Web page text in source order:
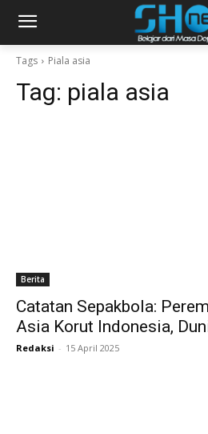
Tags Piala asia
Tag: piala asia
Berita
Catatan Sepakbola:
Asia Korut Indonesia,
Redaksi - 15 April 2025